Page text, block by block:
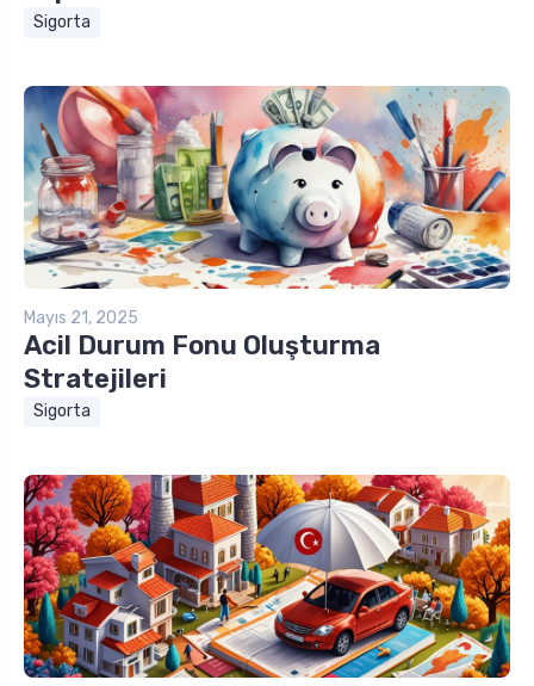
Sigorta
Mayıs 21, 2025
Acil Durum Fonu Oluşturma
Stratejileri
Sigorta